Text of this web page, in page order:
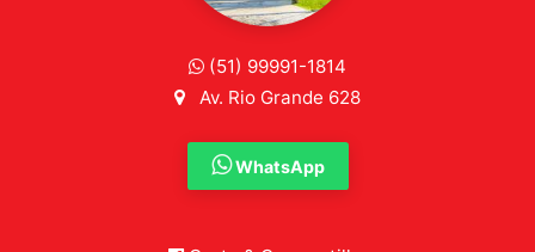
(51) 99991-1814
Av. Rio Grande 628
WhatsApp